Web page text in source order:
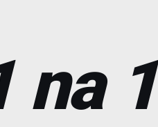
na 1